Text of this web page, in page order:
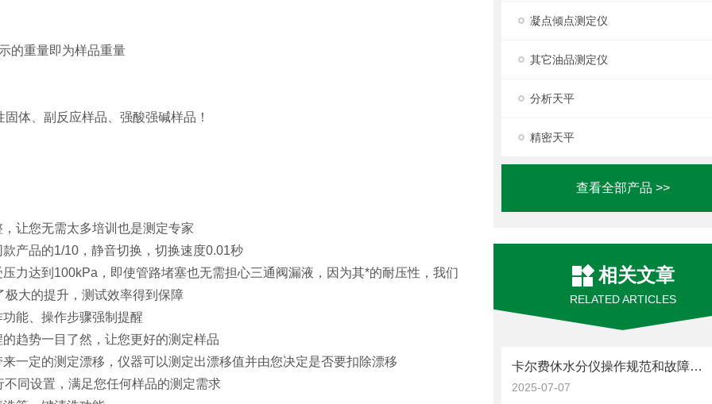
凝点倾点测定仪
其它油品测定仪
分析天平
精密天平
查看全部产品 >>
相关文章
RELATED ARTICLES
卡尔费休水分仪操作规范和故障解决
2025-07-07
的重量即为样品重量
体、副反应样品、强酸强碱样品！
让您无需太多培训也是测定专家
产品的1/10，静音切换，切换速度0.01秒
力达到100kPa，即使管路堵塞也无需担心三通阀漏液，因为其*的耐压性，我们
大的提升，测试效率得到保障
能、操作步骤强制提醒
趋势一目了然，让您更好的测定样品
一定的测定漂移，仪器可以测定出漂移值并由您决定是否要扣除漂移
同设置，满足您任何样品的测定需求